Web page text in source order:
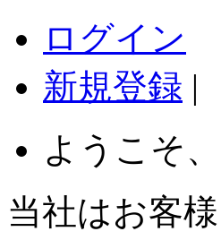
ログイン
新規登録 |
ようこそ
当社はお客